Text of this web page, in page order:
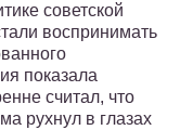
советской
воспринимать
показала
считал, что
рухнул в глазах